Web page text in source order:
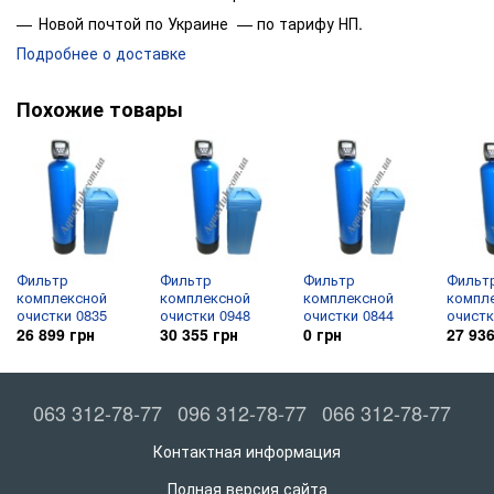
Уникальная возможность проведения до 9 стадий
регенерации и их производительность.
Дисплей сигнализирует о технической неисправности
Экономичный расход соли и функция подачи сигнала при
отсутствии соли в соляном баке.
Устойчивость к реагентам.
Возможность просматривать сохранённую информацию
о работе фильтра.
Данная система комплектуется солевым баком на 200 л,
системы.
*Все зависит от качества входящей воды на фильтр и
Новой почтой по Украине — по тарифу НП.
Подробнее о доставке
Похожие товары
Фильтр
комплексной
очистки 0835
26 899 грн
Фильтр
комплексной
очистки 0948
30 355 грн
Фильтр
комплексной
очистки 0844
0 грн 27
063 312-78-77 096 312-78-77 066 312-78-77
Контактная информация
Полная версия сайта